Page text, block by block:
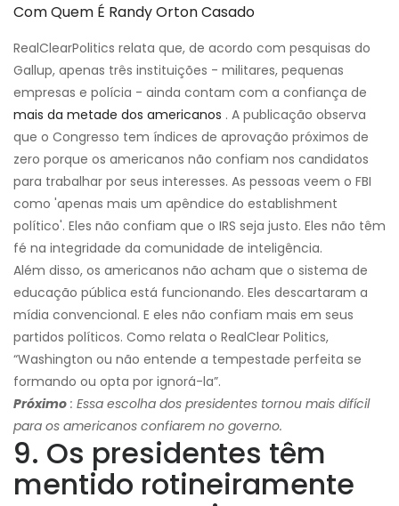
Com Quem É Randy Orton Casado
RealClearPolitics relata que, de acordo com pesquisas do
Gallup, apenas três instituições - militares, pequenas
empresas e polícia - ainda contam com a confiança de
mais da metade dos americanos . A publicação observa
que o Congresso tem índices de aprovação próximos de
zero porque os americanos não confiam nos candidatos
para trabalhar por seus interesses. As pessoas veem o FBI
como 'apenas mais um apêndice do establishment
político'. Eles não confiam que o IRS seja justo. Eles não têm
fé na integridade da comunidade de inteligência.
Além disso, os americanos não acham que o sistema de
educação pública está funcionando. Eles descartaram a
mídia convencional. E eles não confiam mais em seus
partidos políticos. Como relata o RealClear Politics,
“Washington ou não entende a tempestade perfeita se
formando ou opta por ignorá-la”.
Próximo : Essa escolha dos presidentes tornou mais difícil
para os americanos confiarem no governo.
9. Os presidentes têm
mentido rotineiramente